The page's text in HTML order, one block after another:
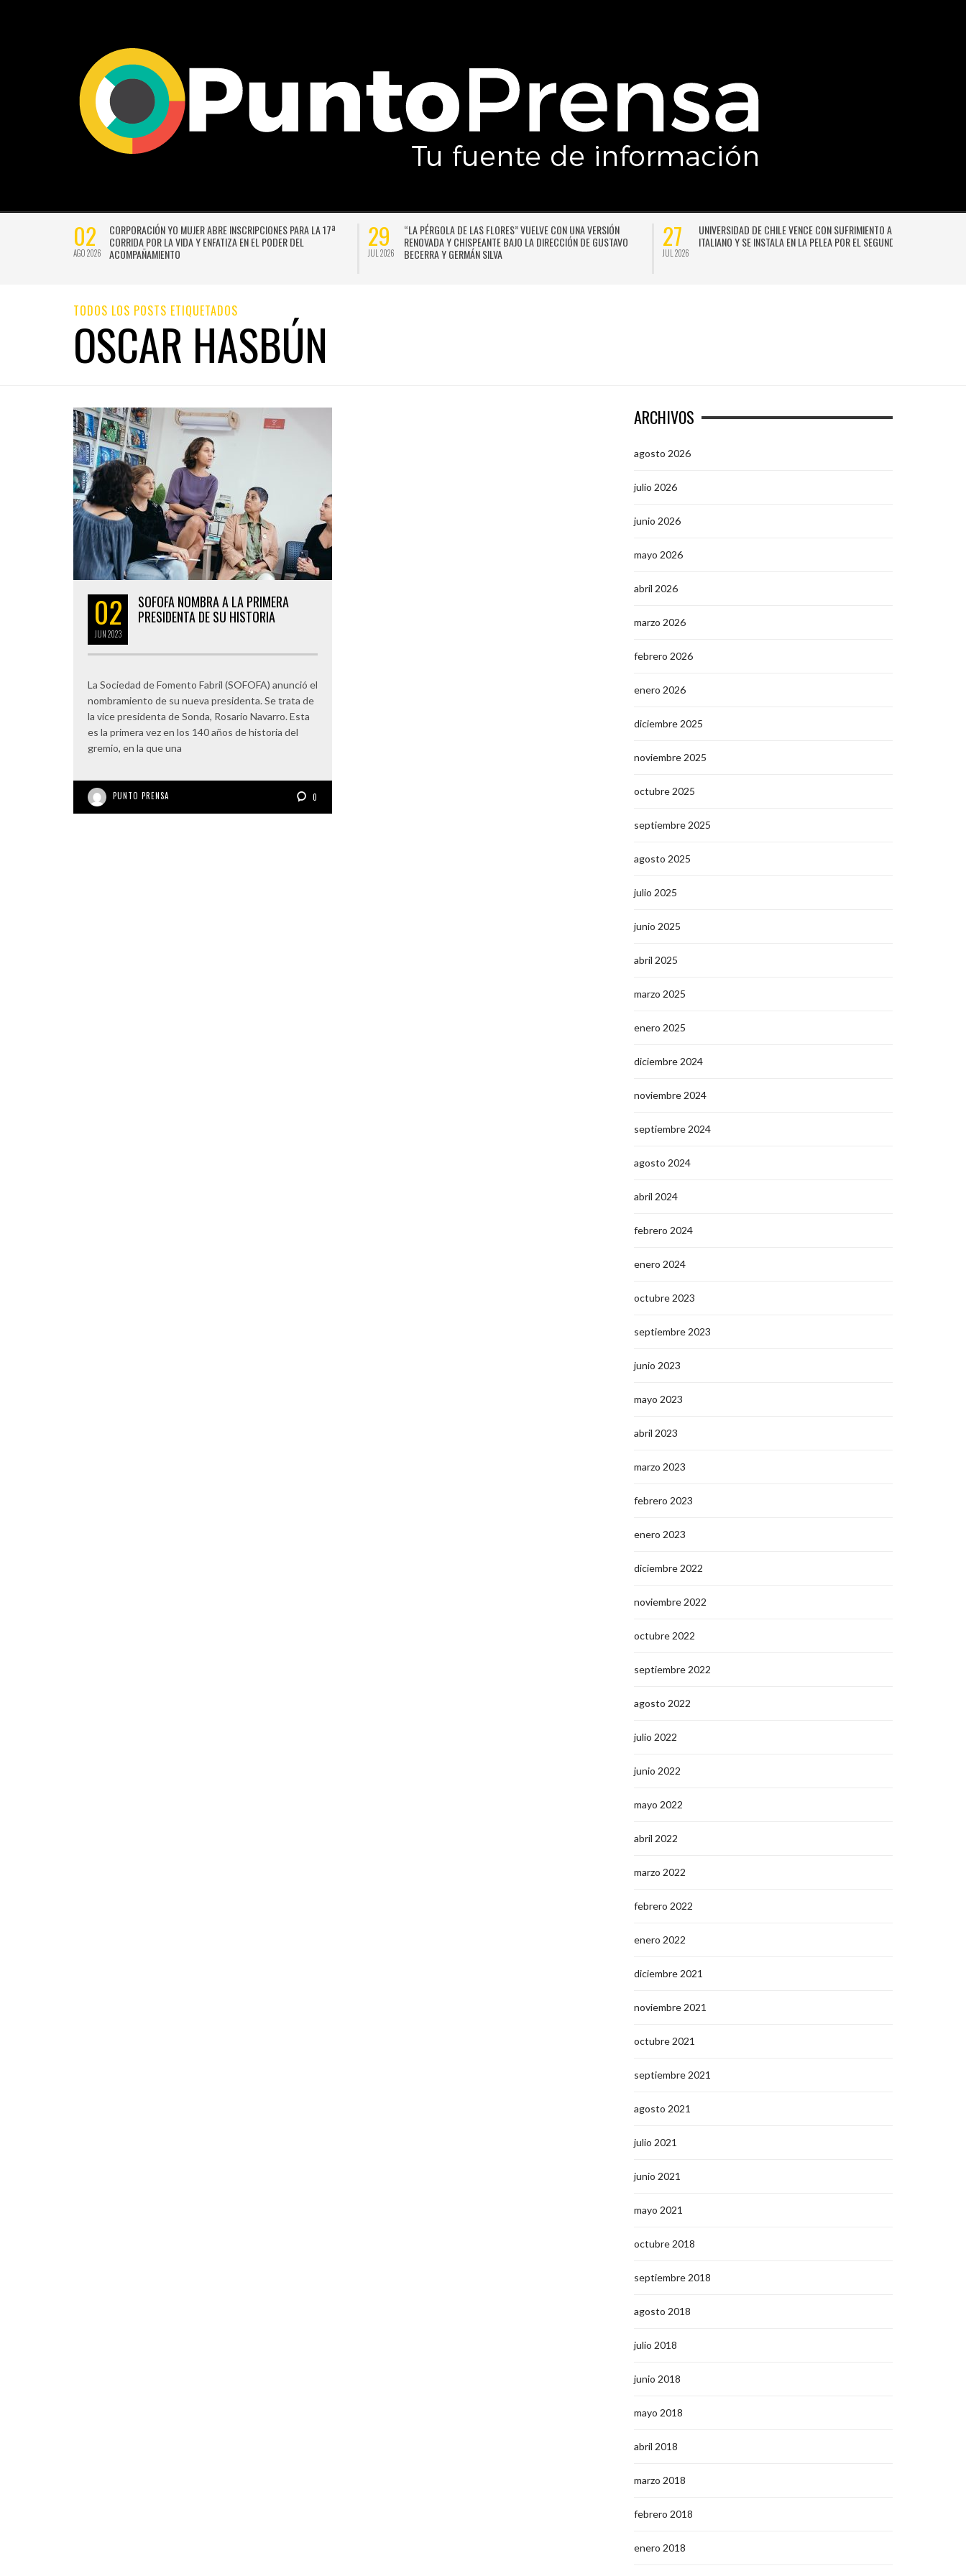
02
AGO 2026
CORPORACIÓN YO MUJER ABRE INSCRIPCIONES PARA LA 17ª
CORRIDA POR LA VIDA Y ENFATIZA EN EL PODER DEL
ACOMPAÑAMIENTO
29
JUL 2026
“LA PÉRGOLA DE LAS FLORES” VUELVE CON UNA VERSIÓN
RENOVADA Y CHISPEANTE BAJO LA DIRECCIÓN DE GUSTAVO
BECERRA Y GERMÁN SILVA
27
JUL 2026
UNIVERSIDAD DE CHILE VENCE CON SUFRIMIENTO A AUDAX
ITALIANO Y SE INSTALA EN LA PELEA POR EL SEGUNDO LUGAR
TODOS LOS POSTS ETIQUETADOS
OSCAR HASBÚN
02
JUN2023
SOFOFA NOMBRA A LA PRIMERA
PRESIDENTA DE SU HISTORIA
La Sociedad de Fomento Fabril (SOFOFA) anunció el
nombramiento de su nueva presidenta. Se trata de
la vice presidenta de Sonda, Rosario Navarro. Esta
es la primera vez en los 140 años de historia del
gremio, en la que una
PUNTO PRENSA 0
ARCHIVOS
agosto 2026
julio 2026
junio 2026
mayo 2026
abril 2026
marzo 2026
febrero 2026
enero 2026
diciembre 2025
noviembre 2025
octubre 2025
septiembre 2025
agosto 2025
julio 2025
junio 2025
abril 2025
marzo 2025
enero 2025
diciembre 2024
noviembre 2024
septiembre 2024
agosto 2024
abril 2024
febrero 2024
enero 2024
octubre 2023
septiembre 2023
junio 2023
mayo 2023
abril 2023
marzo 2023
febrero 2023
enero 2023
diciembre 2022
noviembre 2022
octubre 2022
septiembre 2022
agosto 2022
julio 2022
junio 2022
mayo 2022
abril 2022
marzo 2022
febrero 2022
enero 2022
diciembre 2021
noviembre 2021
octubre 2021
septiembre 2021
agosto 2021
julio 2021
junio 2021
mayo 2021
octubre 2018
septiembre 2018
agosto 2018
julio 2018
junio 2018
mayo 2018
abril 2018
marzo 2018
febrero 2018
enero 2018